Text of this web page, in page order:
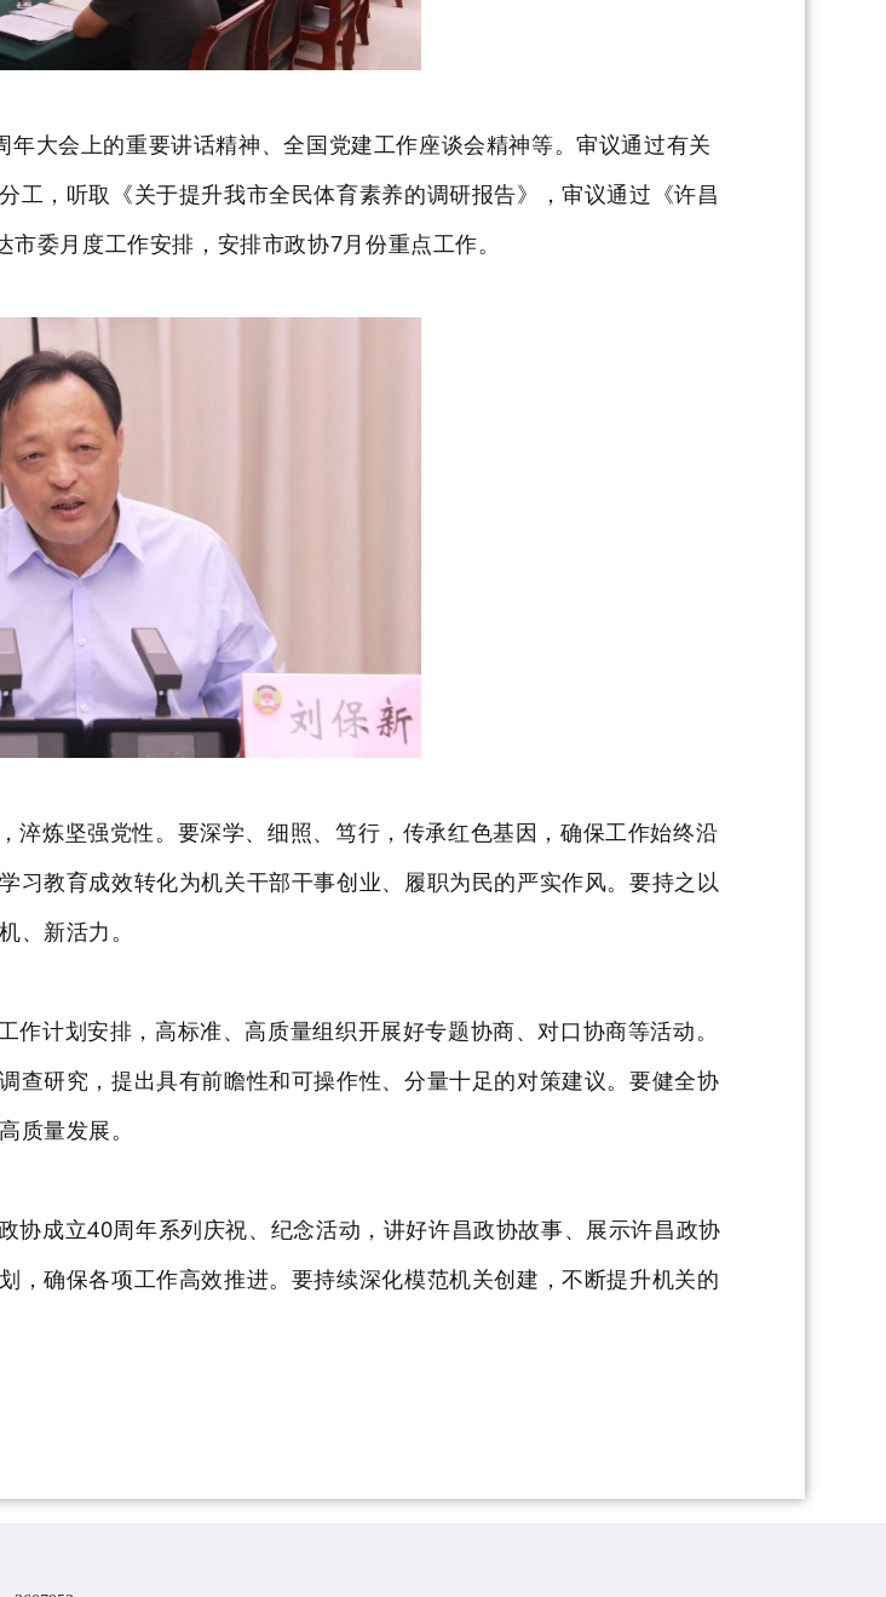
年大会上的重要讲话精神、全国党建工作座谈会精神等。审议通过有关
工，听取《关于提升我市全民体育素养的调研报告》，审议通过《许昌
委月度工作安排，安排市政协7月份重点工作。
淬炼坚强党性。 要深学、细照、笃行，传承红色基因，确保工作始终沿
学习教育成效转化为机关干部干事创业、履职为民的严实作风。要持之以
、新活力。
作计划安排，高标准、高质量组织开展好专题协商、对口协商等活动。
查研究，提出具有前瞻性和可操作性、分量十足的对策建议。要健全协
质量发展。
协成立40周年系列庆祝、纪念活动 ，讲好许昌政协故事、展示许昌政协
，确保各项工作高效推进。要持续深化模范机关创建，不断提升机关的